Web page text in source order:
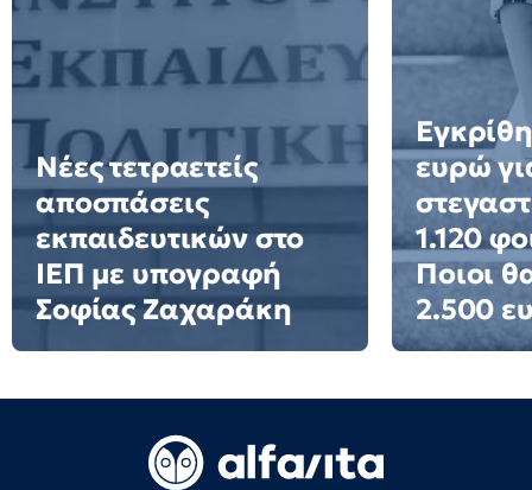
Νέες τετραετείς
αποσπάσεις
εκπαιδευτικών στο
ΙΕΠ με υπογραφή
Σοφίας Ζαχαράκη
ευρώ
1.120
Ποιοι
2.500